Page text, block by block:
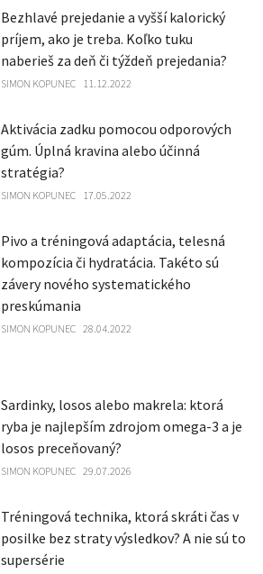
Bezhlavé prejedanie a vyšší kalorický
príjem, ako je treba. Koľko tuku
naberieš za deň či týždeň prejedania?
SIMON KOPUNEC 11.12.2022
Aktivácia zadku pomocou odporových
gúm. Úplná kravina alebo účinná
stratégia?
SIMON KOPUNEC 17.05.2022
Pivo a tréningová adaptácia, telesná
kompozícia či hydratácia. Takéto sú
závery nového systematického
preskúmania
SIMON KOPUNEC 28.04.2022
Sardinky, losos alebo makrela: ktorá
ryba je najlepším zdrojom omega-3 a je
losos preceňovaný?
SIMON KOPUNEC 29.07.2026
Tréningová technika, ktorá skráti čas v
posilke bez straty výsledkov? A nie sú to
supersérie